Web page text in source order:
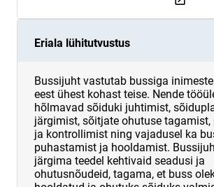
Eriala lühitutvustus
Bussijuht vastutab bussiga
eest ühest kohast teise. Nende
hõlmavad sõiduki juhtimist,
järgimist, sõitjate ohutuse
ja kontrollimist ning vajadusel ka
puhastamist ja hooldamist.
järgima teedel kehtivaid seadusi ja
ohutusnõudeid, tagama, et buss